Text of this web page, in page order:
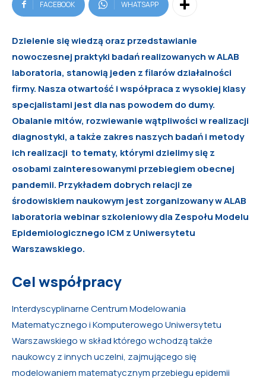
FACEBOOK WHATSAPP
Dzielenie się wiedzą oraz przedstawianie
nowoczesnej praktyki badań realizowanych w ALAB
laboratoria, stanowią jeden z filarów działalności
firmy. Nasza otwartość i współpraca z wysokiej klasy
specjalistami jest dla nas powodem do dumy.
Obalanie mitów, rozwiewanie wątpliwości w realizacji
diagnostyki, a także zakres naszych badań i metody
ich realizacji to tematy, którymi dzielimy się z
osobami zainteresowanymi przebiegiem obecnej
pandemii. Przykładem dobrych relacji ze
środowiskiem naukowym jest zorganizowany w ALAB
laboratoria webinar szkoleniowy dla Zespołu Modelu
Epidemiologicznego ICM z Uniwersytetu
Warszawskiego.
Cel współpracy
Interdyscyplinarne Centrum Modelowania
Matematycznego i Komputerowego Uniwersytetu
Warszawskiego w skład którego wchodzą także
naukowcy z innych uczelni, zajmującego się
modelowaniem matematycznym przebiegu epidemii